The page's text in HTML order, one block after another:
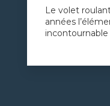
Le volet
années
incontournable